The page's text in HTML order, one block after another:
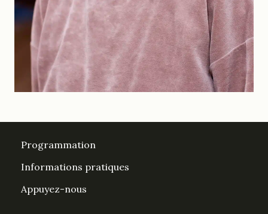
Programmation
Informations pratiques
Appuyez-nous